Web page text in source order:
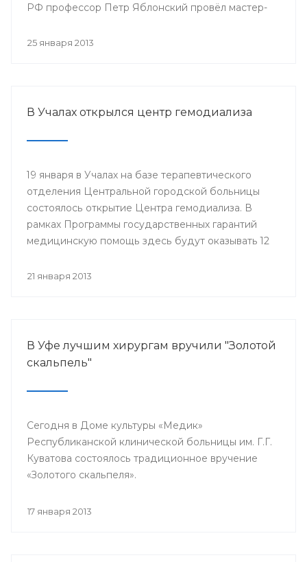
РФ профессор Петр Яблонский провёл мастер-
доступы в торакальной хирургии». С новыми
ординаторы, интерны и студенты старших
25 января 2013
В Учалах открылся центр гемодиализа
19 января в Учалах на базе терапевтического
отделения Центральной городской больницы
состоялось открытие Центра гемодиализа. В
рамках Программы государственных гарантий
медицинскую помощь здесь будут оказывать 12
недостаточностью.
21 января 2013
В Уфе лучшим хирургам вручили "Золотой
скальпель"
Сегодня в Доме культуры «Медик»
Республиканской клинической больницы им. Г.Г.
Куватова состоялось традиционное вручение
«Золотого скальпеля».
17 января 2013